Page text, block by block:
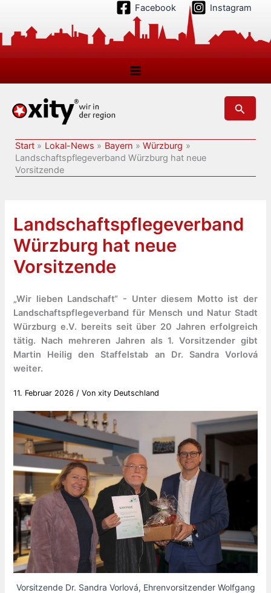
springen
Facebook Instagram
Suchen
Start Lokal-News Bayern
Würzburg
Landschaftspflegeverband Würzburg hat neue
Vorsitzende
Landschaftspflegeverband
Würzburg hat neue
Vorsitzende
„Wir lieben Landschaft“ - Unter diesem Motto ist der
Landschaftspflegeverband für Mensch und Natur Stadt
Würzburg e.V. bereits seit über 20 Jahren erfolgreich
tätig. Nach mehreren Jahren als 1. Vorsitzender gibt
Martin Heilig den Staffelstab an Dr. Sandra Vorlová
weiter.
11. Februar 2026 / Vonxity Deutschland
Vorsitzende Dr. Sandra Vorlová, Ehrenvorsitzender Wolfgang